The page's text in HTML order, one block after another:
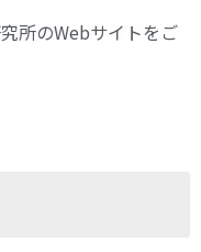
所のWebサイトをご